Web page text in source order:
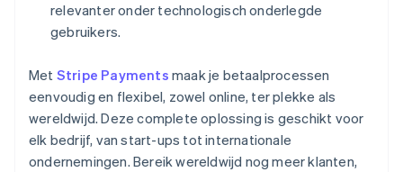
relevanter onder technologisch onderlegde
gebruikers.
Met Stripe Payments maak je betaalprocessen
eenvoudig en flexibel, zowel online, ter plekke als
wereldwijd. Deze complete oplossing is geschikt voor
elk bedrijf, van start-ups tot internationale
ondernemingen. Bereik wereldwijd nog meer klanten,